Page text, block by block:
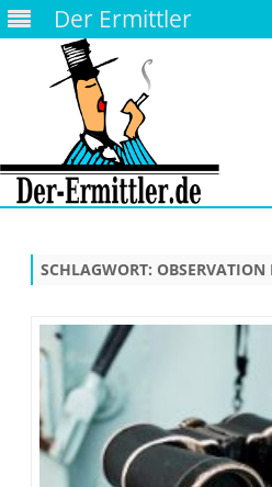
Der Ermittler
SCHLAGWORT: OBSERVATION